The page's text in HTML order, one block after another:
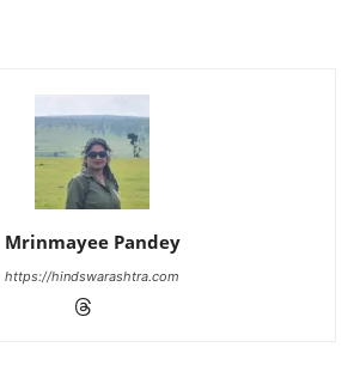
Mrinmayee Pandey
https://hindswarashtra.com